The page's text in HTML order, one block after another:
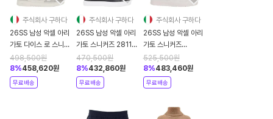
주식회사 구하다
26SS 남성 악셀 아리
가토 다이스 로 스니커
즈 F1697006 098
White
498,500원
8%458,620원
무료배송
주식회사 구하다
26SS 남성 악셀 아리
가토 스니커즈 28115
098 Grey
470,500원
8%432,860원
무료배송
주식회사 구하다
26SS 남성 악셀 아리
가토 스니커즈
F3559002 098
White
525,500원
8%483,460원
무료배송